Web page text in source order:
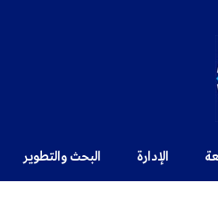
الإدارة البحث والتطوير